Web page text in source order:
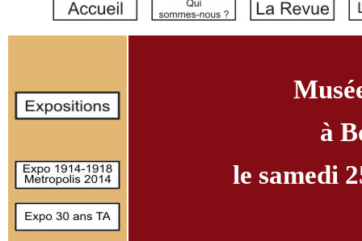
à
le samedi